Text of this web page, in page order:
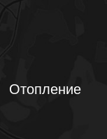
Отопление